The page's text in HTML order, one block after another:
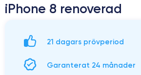
iPhone 8 renoverad
21 dagars prövperiod
Garanterat 24 månader